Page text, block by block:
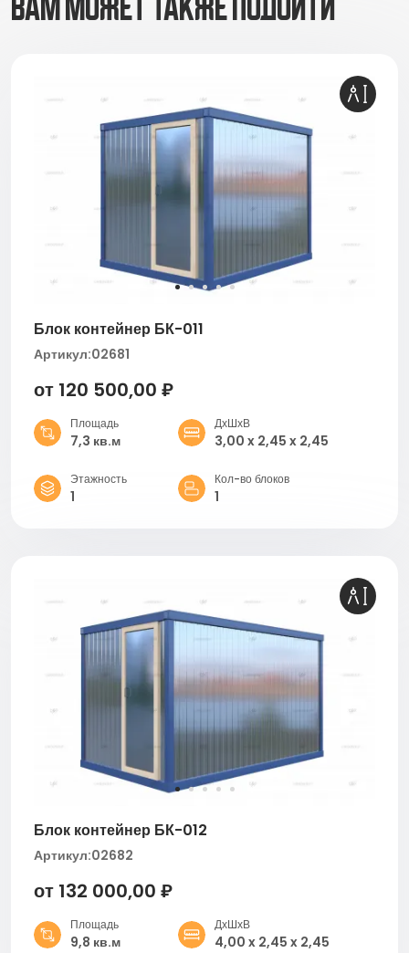
ВАМ МОЖЕТ ТАКЖЕ ПОДОЙТИ
Блок контейнер БК-011
Артикул:02681
от 120 500,00 ₽
Площадь
7,3 кв.м
ДхШхВ
3,00 x 2,45 x 2,45
Этажность
1
Кол-во блоков
1
Блок контейнер БК-012
Артикул:02682
от 132 000,00 ₽
Площадь
9,8 кв.м
ДхШхВ
4,00 x 2,45 x 2,45